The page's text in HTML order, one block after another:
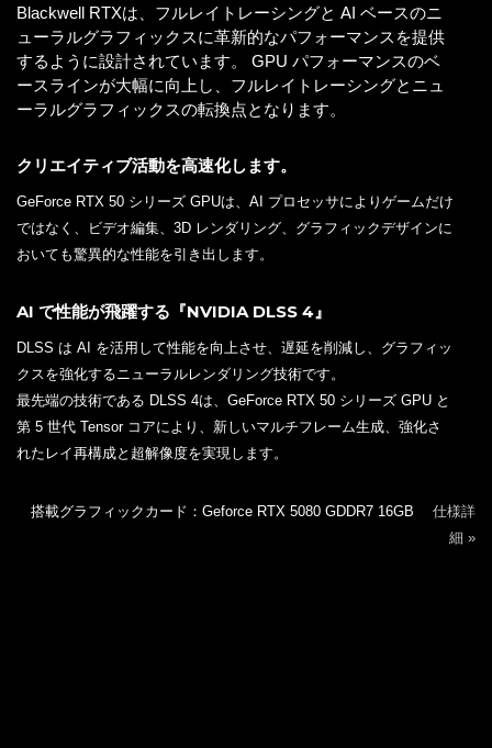
Blackwell RTXは、フルレイトレーシングと AI ベースのニ
ューラルグラフィックスに革新的なパフォーマンスを提供
するように設計されています。 GPU パフォーマンスのベ
ースラインが大幅に向上し、フルレイトレーシングとニュ
ーラルグラフィックスの転換点となります。
クリエイティブ活動を高速化します。
GeForce RTX 50 シリーズ GPUは、AI プロセッサによりゲームだけ
ではなく、ビデオ編集、3D レンダリング、グラフィックデザインに
おいても驚異的な性能を引き出します。
AI で性能が飛躍する『NVIDIA DLSS 4』
DLSS は AI を活用して性能を向上させ、遅延を削減し、グラフィッ
クスを強化するニューラルレンダリング技術です。
最先端の技術である DLSS 4は、GeForce RTX 50 シリーズ GPU と
第 5 世代 Tensor コアにより、新しいマルチフレーム生成、強化さ
れたレイ再構成と超解像度を実現します。
搭載グラフィックカード：Geforce RTX 5080 GDDR7 16GB 仕様詳
細 »